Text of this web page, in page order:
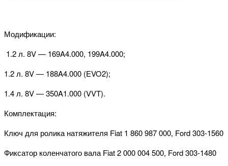
Модификации:
1.2 л. 8V — 169A4.000, 199A4.000;
1.2 л. 8V — 188A4.000 (EVO2);
1.4 л. 8V — 350A1.000 (VVT).
Комплектация:
Ключ для ролика натяжителя Fiat 1 860 987 000, Ford 303-1560
Фиксатор коленчатого вала Fiat 2 000 004 500, Ford 303-1480